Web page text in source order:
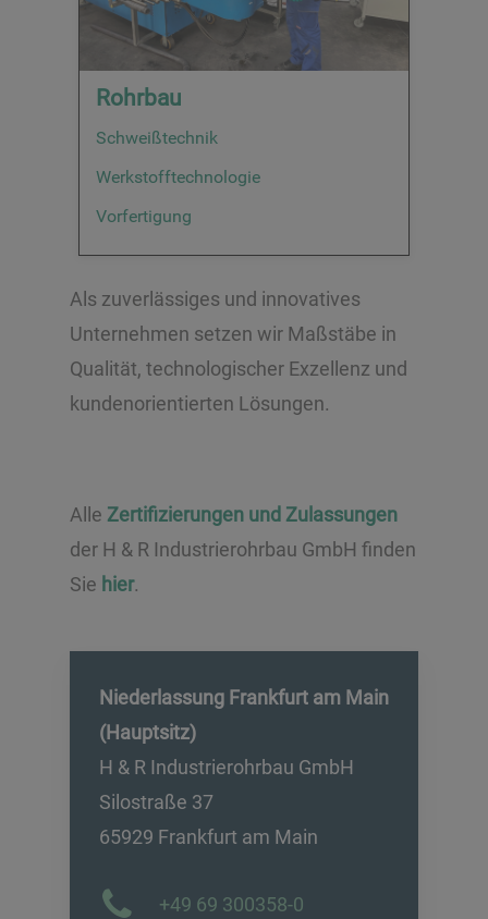
Rohrbau
Schweißtechnik
Werkstofftechnologie
Vorfertigung
Als zuverlässiges und innovatives
Unternehmen setzen wir Maßstäbe in
Qualität, technologischer Exzellenz und
kundenorientierten Lösungen.
Alle Zertifizierungen und Zulassungen
der H & R Industrierohrbau GmbH finden
Sie hier.
Niederlassung Frankfurt am Main
(Hauptsitz)
H & R Industrierohrbau GmbH
Silostraße 37
65929 Frankfurt am Main
+49 69 300358-0